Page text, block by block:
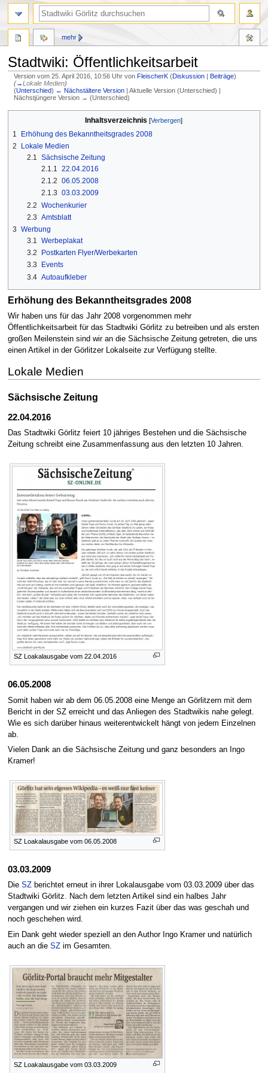
Stadtwiki: Öffentlichkeitsarbeit
Version vom 25. April 2016, 10:56 Uhr von FleischerK (Diskussion Beiträge)
(→Lokale Medien)
(Unterschied) ← Nächstältere Version | Aktuelle Version (Unterschied) |
Nächstjüngere Version → (Unterschied)
springen
springen
Inhaltsverzeichnis
1
Erhöhung des Bekanntheitsgrades 2008
2
Lokale Medien
2.1 Sächsische Zeitung
2.1.1 22.04.2016
2.1.2 06.05.2008
2.1.3 03.03.2009
2.2 Wochenkurier
2.3 Amtsblatt
3 Werbung
3.1 Werbeplakat
3.2
Postkarten Flyer/Werbekarten
3.3
Events
3.4 Autoaufkleber
Erhöhung des Bekanntheitsgrades 2008
Wir haben uns für das Jahr 2008 vorgenommen mehr
Öffentlichkeitsarbeit für das Stadtwiki Görlitz zu betreiben und als ersten
großen Meilenstein sind wir an die Sächsische Zeitung getreten, die uns
einen Artikel in der Görlitzer Lokalseite zur Verfügung stellte.
Lokale Medien
Sächsische Zeitung
22.04.2016
Das Stadtwiki Görlitz feiert 10 jähriges Bestehen und die Sächsische
Zeitung schreibt eine Zusammenfassung aus den letzten 10 Jahren.
SZ Loakalausgabe vom 22.04.2016
06.05.2008
Somit haben wir ab dem 06.05.2008 eine Menge an Görlitzern mit dem
Bericht in der SZ erreicht und das Anliegen des Stadtwikis nahe gelegt.
Wie es sich darüber hinaus weiterentwickelt hängt von jedem Einzelnen
ab.
Vielen Dank an die Sächsische Zeitung und ganz besonders an Ingo
Kramer!
SZ Loakalausgabe vom 06.05.2008
03.03.2009
Die SZberichtet erneut in ihrer Lokalausgabe vom 03.03.2009 über das
Stadtwiki Görlitz. Nach dem letzten Artikel sind ein halbes Jahr
vergangen und wir ziehen ein kurzes Fazit über das was geschah und
noch geschehen wird.
Ein Dank geht wieder speziell an den Author Ingo Kramer und natürlich
auch an die SZim Gesamten.
SZ Loakalausgabe vom 03.03.2009
mehr